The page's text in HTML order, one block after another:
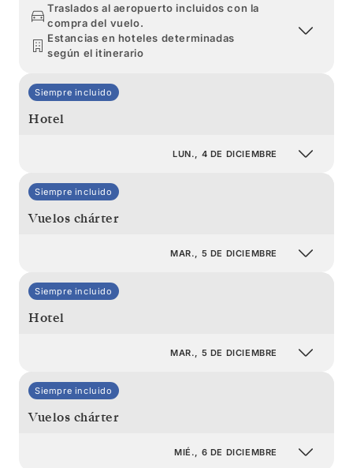
Traslados al aeropuerto incluidos con la
compra del vuelo.
Estancias en hoteles determinadas
según el itinerario
Siempre incluido
Hotel
LUN., 4 DE DICIEMBRE
Siempre incluido
Vuelos chárter
MAR., 5 DE DICIEMBRE
Siempre incluido
Hotel
MAR., 5 DE DICIEMBRE
Siempre incluido
Vuelos chárter
MIÉ., 6 DE DICIEMBRE